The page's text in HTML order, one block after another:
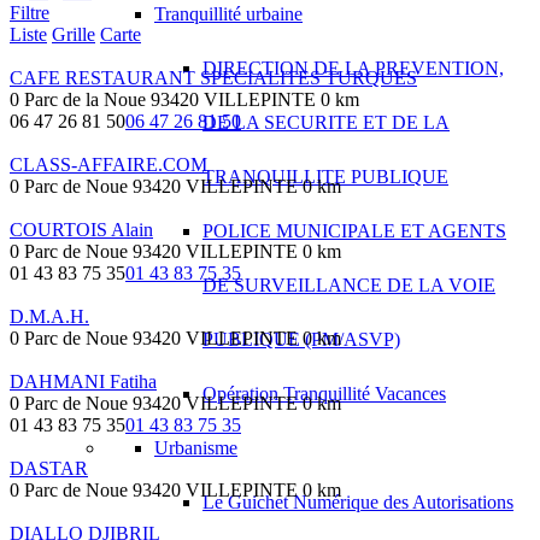
Tranquillité urbaine
DIRECTION DE LA PREVENTION,
DE LA SECURITE ET DE LA
TRANQUILLITE PUBLIQUE
POLICE MUNICIPALE ET AGENTS
DE SURVEILLANCE DE LA VOIE
PUBLIQUE (PM/ASVP)
Opération Tranquillité Vacances
Urbanisme
Le Guichet Numérique des Autorisations
Filtre
Liste Grille Carte
CAFE RESTAURANT SPECIALITES TURQUES
0 Parc de la Noue 93420 VILLEPINTE 0 km
06 47 26 81 5006 47 26 81 50
CLASS-AFFAIRE.COM
0 Parc de Noue 93420 VILLEPINTE 0 km
COURTOIS Alain
0 Parc de Noue 93420 VILLEPINTE 0 km
01 43 83 75 3501 43 83 75 35
D.M.A.H.
0 Parc de Noue 93420 VILLEPINTE 0 km
DAHMANI Fatiha
0 Parc de Noue 93420 VILLEPINTE 0 km
01 43 83 75 3501 43 83 75 35
DASTAR
0 Parc de Noue 93420 VILLEPINTE 0 km
DIALLO DJIBRIL